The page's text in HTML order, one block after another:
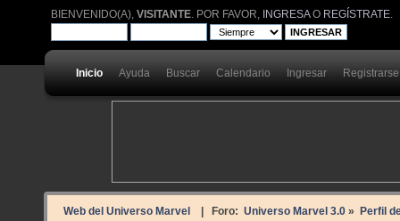
BIENVENIDO(A),VISITANTE . POR FAVOR, INGRESAO REGÍSTRATE
Inicio Ayuda Buscar Calendario Ingresar Registrarse
Web del Universo Marvel | Foro: Universo Marvel 3.0» Perfil